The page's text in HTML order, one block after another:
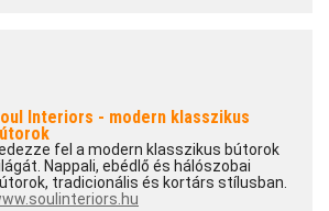
Interiors - modern klasszikus
fel a modern klasszikus bútorok
Nappali, ebédlő és hálószobai
tradicionális és kortárs stílusban.